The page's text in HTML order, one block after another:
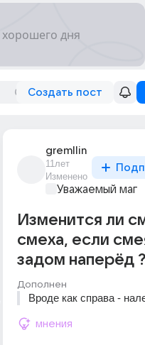
Создать пост
gremllin
11лет
Изменено
Уважаемый маг
Изменится ли
смеха, если
задом наперёд ?
Дополнен
Вроде как справа -
мнения